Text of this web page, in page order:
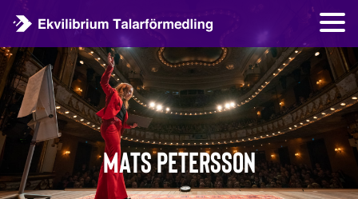
Mats Petersson